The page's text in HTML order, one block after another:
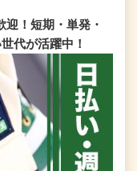
迎！短期・単発・
代が活躍中！